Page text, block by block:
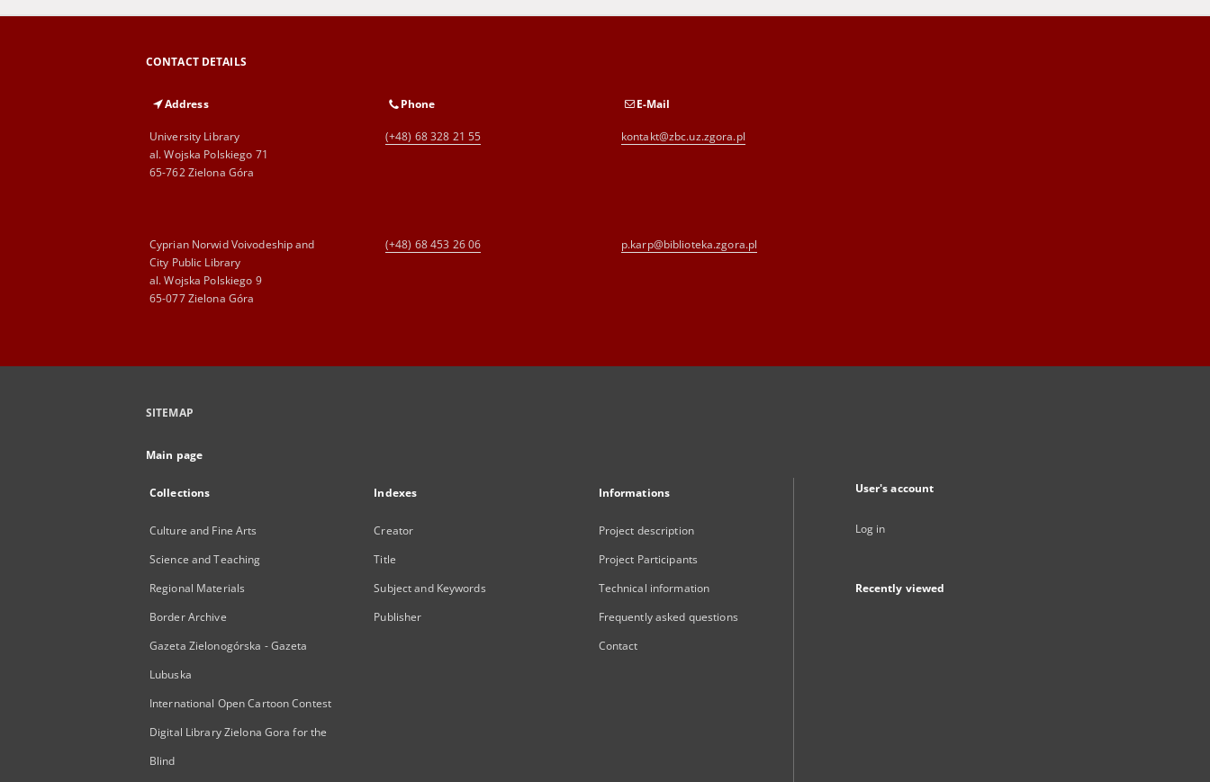
CONTACT DETAILS
Address
University Library
al. Wojska Polskiego 71
65-762 Zielona Góra
Phone
(+48) 68 328 21 55
E-Mail
kontakt@zbc.uz.zgora.pl
Cyprian Norwid Voivodeship and
City Public Library
al. Wojska Polskiego 9
65-077 Zielona Góra
(+48) 68 453 26 06 p.karp@biblioteka.zgora.pl
SITEMAP
Main page
Collections
Culture and Fine Arts
Science and Teaching
Regional Materials
Border Archive
Gazeta Zielonogórska - Gazeta
Lubuska
International Open Cartoon Contest
Digital Library Zielona Gora for the
Blind
Indexes
Creator
Title
Subject and Keywords
Publisher
Informations
Project description
Project Participants
Technical information
Frequently asked questions
Contact
User's account
Log in
Recently viewed